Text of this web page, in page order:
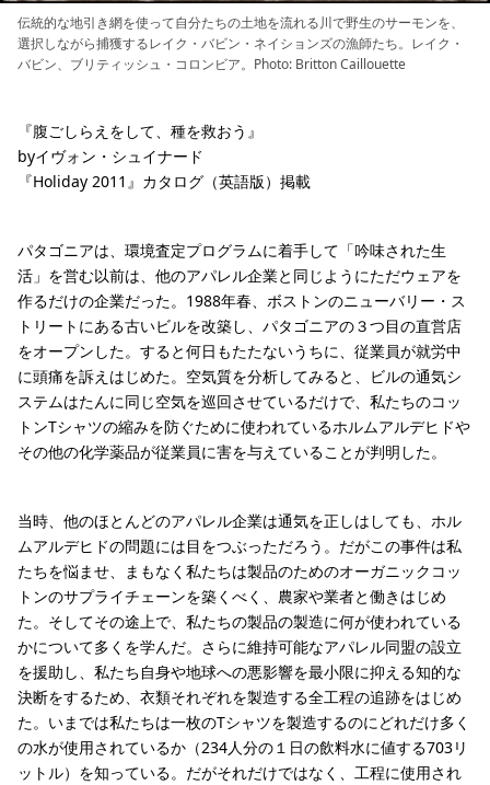
伝統的な地引き網を使って自分たちの土地を流れる川で野生のサーモンを、
選択しながら捕獲するレイク・バビン・ネイションズの漁師たち。レイク・
バビン、ブリティッシュ・コロンビア。Photo: Britton Caillouette
『腹ごしらえをして、種を救おう』
byイヴォン・シュイナード
『Holiday 2011』カタログ（英語版）掲載
パタゴニアは、環境査定プログラムに着手して「吟味された生
活」を営む以前は、他のアパレル企業と同じようにただウェアを
作るだけの企業だった。1988年春、ボストンのニューバリー・ス
トリートにある古いビルを改築し、パタゴニアの３つ目の直営店
をオープンした。すると何日もたたないうちに、従業員が就労中
に頭痛を訴えはじめた。空気質を分析してみると、ビルの通気シ
ステムはたんに同じ空気を巡回させているだけで、私たちのコッ
トンTシャツの縮みを防ぐために使われているホルムアルデヒドや
その他の化学薬品が従業員に害を与えていることが判明した。
当時、他のほとんどのアパレル企業は通気を正しはしても、ホル
ムアルデヒドの問題には目をつぶっただろう。だがこの事件は私
たちを悩ませ、まもなく私たちは製品のためのオーガニックコッ
トンのサプライチェーンを築くべく、農家や業者と働きはじめ
た。そしてその途上で、私たちの製品の製造に何が使われている
かについて多くを学んだ。さらに維持可能なアパレル同盟の設立
を援助し、私たち自身や地球への悪影響を最小限に抑える知的な
決断をするため、衣類それぞれを製造する全工程の追跡をはじめ
た。いまでは私たちは一枚のTシャツを製造するのにどれだけ多く
の水が使用されているか（234人分の１日の飲料水に値する703リ
ットル）を知っている。だがそれだけではなく、工程に使用され